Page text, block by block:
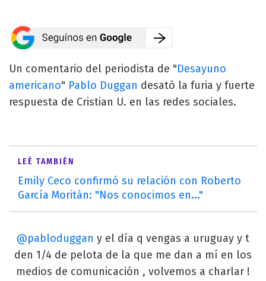
Un comentario del periodista de "Desayuno
americano" Pablo Duggan desató la furia y fuerte
respuesta de Cristian U. en las redes sociales.
LEÉ TAMBIÉN
Emily Ceco confirmó su relación con Roberto
García Moritán: "Nos conocimos en..."
@pabloduggan y el día q vengas a uruguay y t
den 1/4 de pelota de la que me dan a mí en los
medios de comunicación , volvemos a charlar !